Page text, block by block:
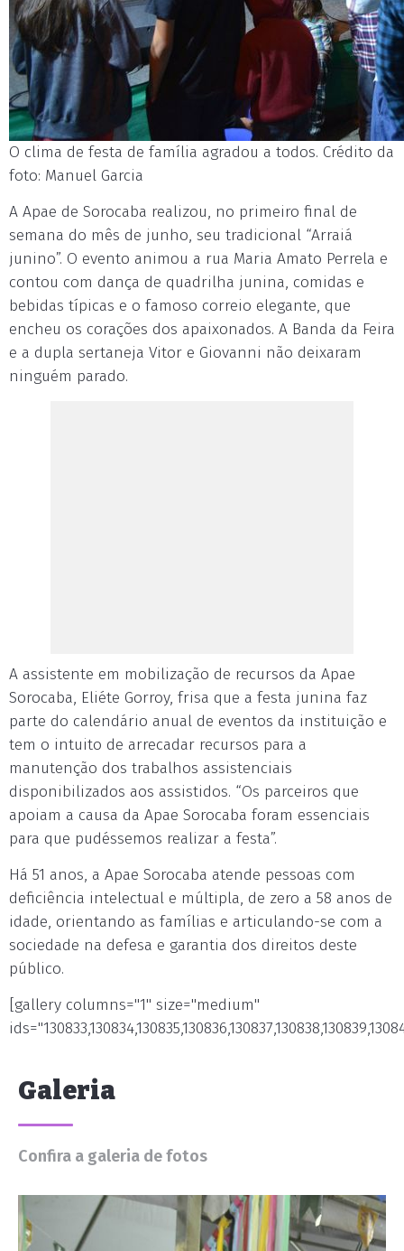
O clima de festa de família agradou a todos. Crédito da
foto: Manuel Garcia
A Apae de Sorocaba realizou, no primeiro final de
semana do mês de junho, seu tradicional “Arraiá
junino”. O evento animou a rua Maria Amato Perrela e
contou com dança de quadrilha junina, comidas e
bebidas típicas e o famoso correio elegante, que
encheu os corações dos apaixonados. A Banda da Feira
e a dupla sertaneja Vitor e Giovanni não deixaram
ninguém parado.
A assistente em mobilização de recursos da Apae
Sorocaba, Eliéte Gorroy, frisa que a festa junina faz
parte do calendário anual de eventos da instituição e
tem o intuito de arrecadar recursos para a
manutenção dos trabalhos assistenciais
disponibilizados aos assistidos. “Os parceiros que
apoiam a causa da Apae Sorocaba foram essenciais
para que pudéssemos realizar a festa”.
Há 51 anos, a Apae Sorocaba atende pessoas com
deficiência intelectual e múltipla, de zero a 58 anos de
idade, orientando as famílias e articulando-se com a
sociedade na defesa e garantia dos direitos deste
público.
[gallery columns="1" size="medium"
Galeria
Confira a galeria de fotos